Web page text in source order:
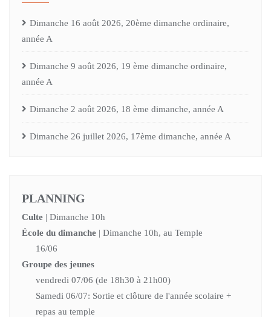
Dimanche 16 août 2026, 20ème dimanche ordinaire,
année A
Dimanche 9 août 2026, 19 ème dimanche ordinaire,
année A
Dimanche 2 août 2026, 18 ème dimanche, année A
Dimanche 26 juillet 2026, 17ème dimanche, année A
PLANNING
Culte | Dimanche 10h
École du dimanche | Dimanche 10h, au Temple
16/06
Groupe des jeunes
vendredi 07/06 (de 18h30 à 21h00)
Samedi 06/07: Sortie et clôture de l'année scolaire +
repas au temple